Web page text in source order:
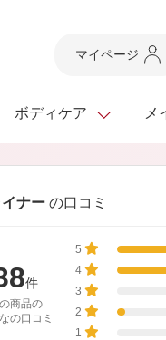
マイページ
洗顔料
ボディケア
・フ
メ
マスカ
青汁シ
スキン
オイル
ナー の口コミ
件
商品の
の口コミ
5
4
3
2
1